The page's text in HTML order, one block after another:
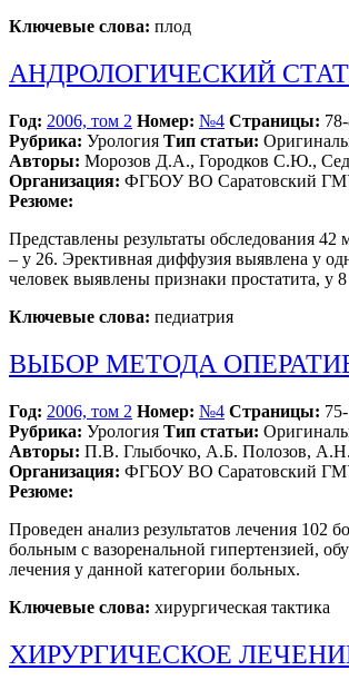
Ключевые слова: плод
АНДРОЛОГИЧЕСКИЙ
Год: 2006, том 2 Номер: №4 Страницы:
Рубрика: Урология Тип статьи:
Авторы: Морозов Д.А., Городков С.Ю.,
Организация: ФГБОУ ВО Саратовский
Резюме:
Представлены результаты обследования
– у 26. Эрективная диффузия выявлена у
человек выявлены признаки простатита, у
Ключевые слова: педиатрия
ВЫБОР МЕТОДА
Год: 2006, том 2 Номер: №4 Страницы:
Рубрика: Урология Тип статьи:
Авторы: П.В. Глыбочко, А.Б. Полозов,
Организация: ФГБОУ ВО Саратовский
Резюме:
Проведен анализ результатов лечения
больным с вазоренальной гипертензией,
лечения у данной категории больных.
Ключевые слова: хирургическая тактика
ХИРУРГИЧЕСКОЕ